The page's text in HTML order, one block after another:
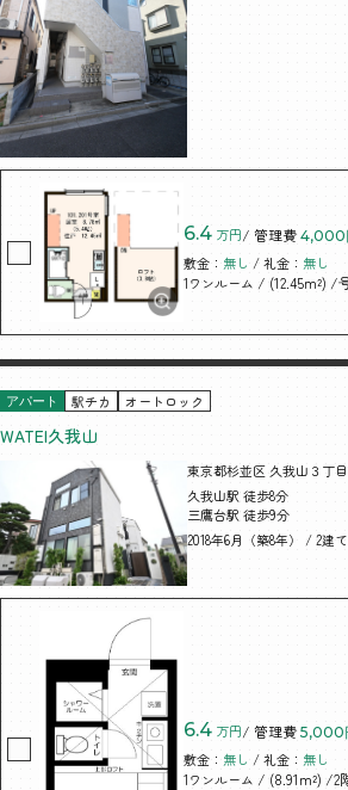
6.4 万円/ 管理費 4,000
敷金： 無し / 礼金： 無し
1ワンルーム / (12.45m²) /
アパート 駅チカ オートロック
WATEI久我山
東京都杉並区 久我山３丁目
久我山駅 徒歩8分
三鷹台駅 徒歩9分
2018年6月（築8年） / 2建て
6.4 万円/ 管理費 5,000
敷金： 無し / 礼金： 無し
1ワンルーム / (8.91m²) /2